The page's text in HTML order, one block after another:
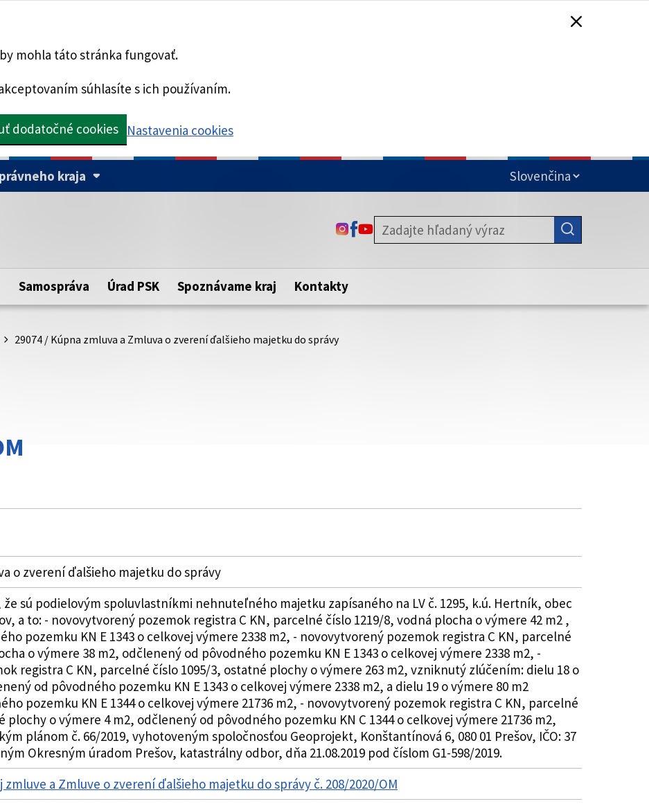
mohla táto stránka fungovať.
súhlasíte s ich používaním.
dodatočné cookies Nastavenia cookies
kraja
samosprávneho kraja.
Táto stránka je zabezpečená
zabezpečenú webovú stránku. Zabezpečená stránka vždy začína
https:// pred názvom domény webového sídla.
ODKAZ SA OTVORÍ NA NOVEJ KARTE
ODKAZ SA OTVORÍ NA NOVEJ KARTE
ODKAZ SA OTVORÍ NA NOVEJ KARTE
Samospráva Úrad PSK Spoznávame kraj Kontakty
29074 / Kúpna zmluva a Zmluva o zverení ďalšieho majetku do správy
o zverení ďalšieho majetku do správy
že sú podielovým spoluvlastníkmi nehnuteľného majetku zapísaného na LV č. 1295, k.ú. Hertník, obec
a to: - novovytvorený pozemok registra C KN, parcelné číslo 1219/8, vodná plocha o výmere 42 m2 ,
pozemku KN E 1343 o celkovej výmere 2338 m2, - novovytvorený pozemok registra C KN, parcelné
o výmere 38 m2, odčlenený od pôvodného pozemku KN E 1343 o celkovej výmere 2338 m2, -
registra C KN, parcelné číslo 1095/3, ostatné plochy o výmere 263 m2, vzniknutý zlúčením: dielu 18 o
od pôvodného pozemku KN E 1343 o celkovej výmere 2338 m2, a dielu 19 o výmere 80 m2
pozemku KN E 1344 o celkovej výmere 21736 m2, - novovytvorený pozemok registra C KN, parcelné
plochy o výmere 4 m2, odčlenený od pôvodného pozemku KN C 1344 o celkovej výmere 21736 m2,
plánom č. 66/2019, vyhotoveným spoločnosťou Geoprojekt, Konštantínová 6, 080 01 Prešov, IČO: 37
Okresným úradom Prešov, katastrálny odbor, dňa 21.08.2019 pod číslom G1-598/2019.
zmluve a Zmluve o zverení ďalšieho majetku do správy č. 208/2020/OM